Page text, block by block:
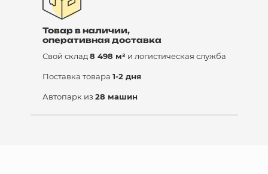
Товар в наличии,
оперативная доставка
Свой склад8 498 м² и логистическая служба
Поставка товара 1-2 дня
Автопарк из 28 машин